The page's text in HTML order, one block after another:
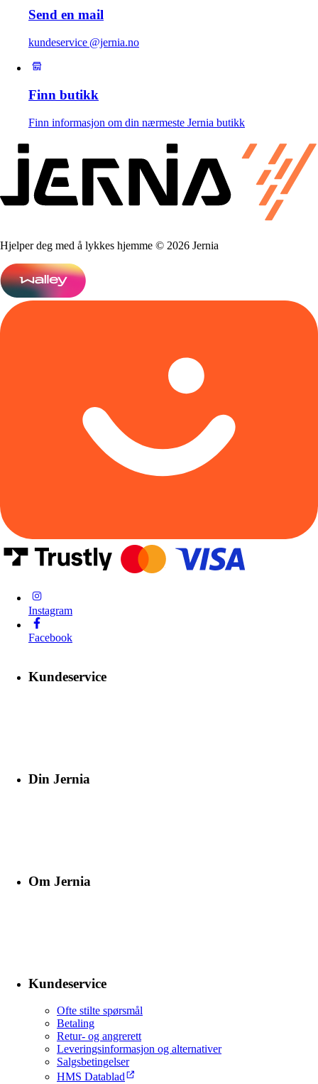
Send en mail
kundeservice @jernia.no
Finn butikk
Finn informasjon om din nærmeste Jernia butikk
Hjelper deg med å lykkes hjemme © 2026 Jernia
Instagram
Facebook
Kundeservice
Din Jernia
Om Jernia
Kundeservice
Ofte stilte spørsmål
Betaling
Retur- og angrerett
Leveringsinformasjon og alternativer
Salgsbetingelser
HMS Datablad